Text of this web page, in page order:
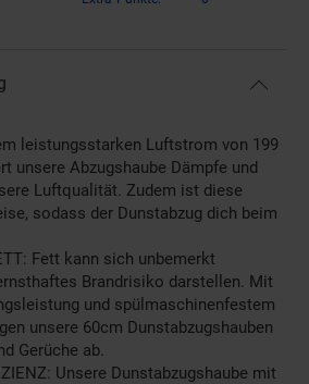
leistungsstarken Luftstrom von 199
unsere Abzugshaube Dämpfe und
Luftqualität. Zudem ist diese
sodass der Dunstabzug dich beim
Fett kann sich unbemerkt
Brandrisiko darstellen. Mit
und spülmaschinenfestem
unsere 60cm Dunstabzugshauben
Gerüche ab.
Unsere Dunstabzugshaube mit